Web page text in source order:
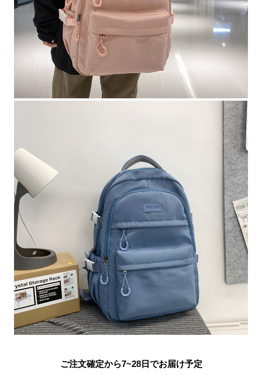
ご注文確定から7~28日でお届け予定